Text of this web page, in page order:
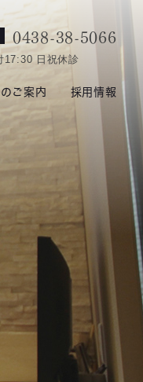
0438-38-5066
日祝休診
ご案内 採用情報